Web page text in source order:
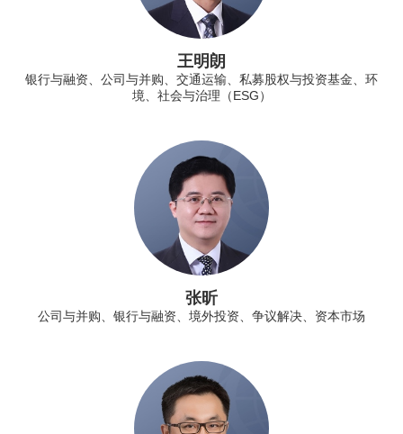
王明朗
银行与融资、公司与并购、交通运输、私募股权与投资基金、环
境、社会与治理（ESG）
张昕
公司与并购、银行与融资、境外投资、争议解决、资本市场